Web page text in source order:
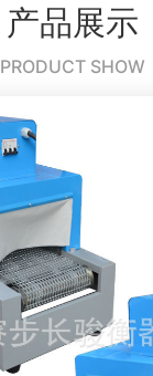
产品展示
PRODUCT SHOW